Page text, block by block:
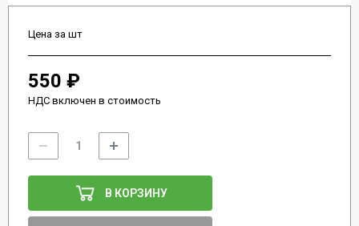
Цена за шт
550 ₽
НДС включен в стоимость
В КОРЗИНУ